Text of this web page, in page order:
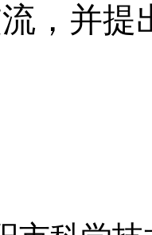
，并提